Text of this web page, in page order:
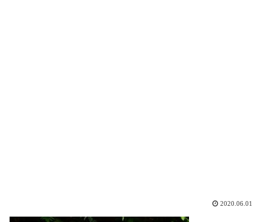
2020.06.01